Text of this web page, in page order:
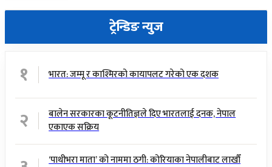
ट्रेन्डिङ न्युज
१ भारत: जम्मू र काश्मिरको कायापलट गरेको एक दशक
२
बालेन सरकारका कूटनीतिज्ञले दिए भारतलाई दनक, नेपाल
एकाएक सक्रिय
‘पाथीभरा माता’ को नाममा ठगी: कोरियाका नेपालीबाट लाखौँ